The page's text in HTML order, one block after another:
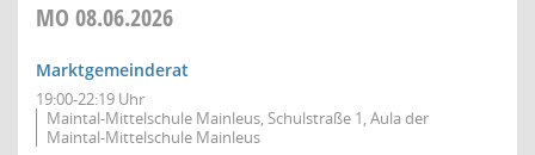
MO 08.06.2026
Marktgemeinderat
19:00-22:19 Uhr
Maintal-Mittelschule Mainleus, Schulstraße 1, Aula der
Maintal-Mittelschule Mainleus